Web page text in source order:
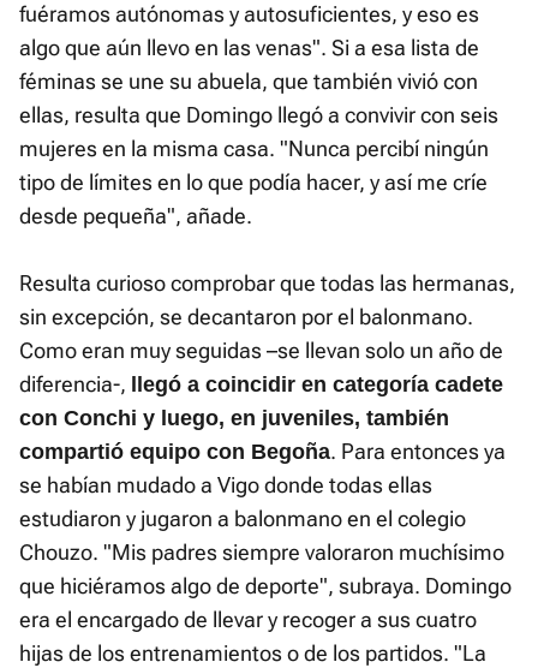
fuéramos autónomas y autosuficientes, y eso es
algo que aún llevo en las venas". Si a esa lista de
féminas se une su abuela, que también vivió con
ellas, resulta que Domingo llegó a convivir con seis
mujeres en la misma casa. "Nunca percibí ningún
tipo de límites en lo que podía hacer, y así me críe
desde pequeña", añade.
Resulta curioso comprobar que todas las hermanas,
sin excepción, se decantaron por el balonmano.
Como eran muy seguidas –se llevan solo un año de
diferencia-,
egó a coincidir en categoría cadete
con Conchi y luego, en juveniles, también
compartió equipo con Begoña. Para entonces ya
se habían mudado a Vigo donde todas ellas
estudiaron y jugaron a balonmano en el colegio
Chouzo. "Mis padres siempre valoraron muchísimo
que hiciéramos algo de deporte", subraya. Domingo
era el encargado de llevar y recoger a sus cuatro
hijas de los entrenamientos o de los partidos. "La